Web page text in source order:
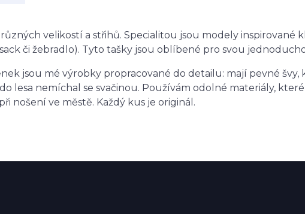
velikostí a střihů. Specialitou jsou modely inspirované
či žebradlo). Tyto tašky jsou oblíbené pro svou
jsou mé výrobky propracované do detailu: mají pevné švy,
lesa nemíchal se svačinou. Používám odolné materiály,
nošení ve městě. Každý kus je originál.